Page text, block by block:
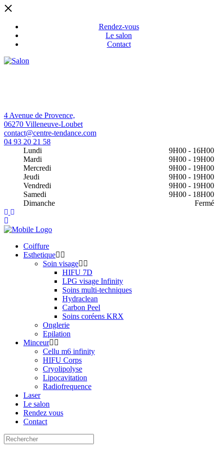
Rendez-vous
Le salon
Contact
4 Avenue de Provence,
06270 Villeneuve-Loubet
contact@centre-tendance.com
04 93 20 21 58
Lundi
9H00 - 16H00
Mardi
9H00 - 19H00
Mercredi
9H00 - 19H00
Jeudi
9H00 - 19H00
Vendredi
9H00 - 19H00
Samedi
9H00 - 18H00
Dimanche
Fermé
Coiffure
Esthetique
Soin visage
HIFU 7D
LPG visage Infinity
Soins multi-techniques
Hydraclean
Carbon Peel
Soins coréens KRX
Onglerie
Epilation
Minceur
Cellu m6 infinity
HIFU Corps
Cryolipolyse
Lipocavitation
Radiofrequence
Laser
Le salon
Rendez vous
Contact